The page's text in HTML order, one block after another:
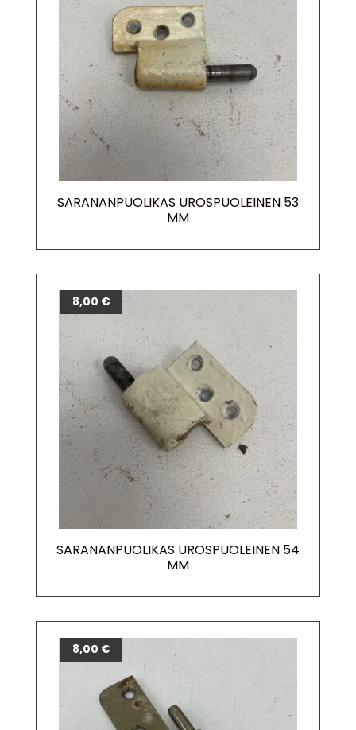
SARANANPUOLIKAS UROSPUOLEINEN 53
MM
SARANANPUOLIKAS UROSPUOLEINEN 54
MM
8,00 €
8,00 €